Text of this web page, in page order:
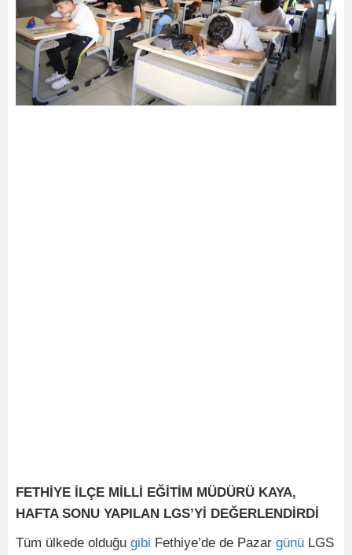
FETHİYE İLÇE MİLLİ EĞİTİM MÜDÜRÜ KAYA,
HAFTA SONU YAPILAN LGS’Yİ DEĞERLENDİRDİ
Tüm ülkede olduğu gibi Fethiye’de de Pazar günü LGS